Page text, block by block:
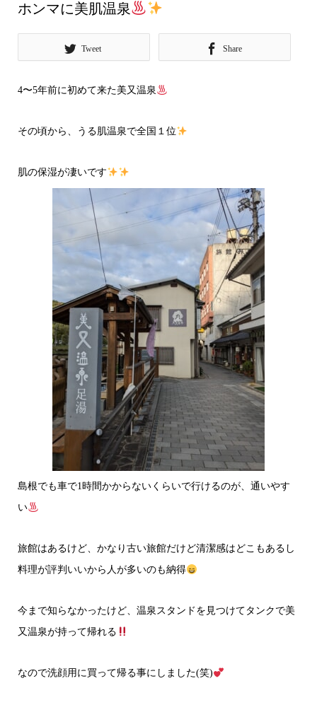
ホンマに美肌温泉
Tweet Share
4〜5年前に初めて来た美又温泉
その頃から、うる肌温泉で全国１位
肌の保湿が凄いです
島根でも車で1時間かからないくらいで行けるのが、通いやす
い
旅館はあるけど、かなり古い旅館だけど清潔感はどこもあるし
料理が評判いいから人が多いのも納得
今まで知らなかったけど、温泉スタンドを見つけてタンクで美
又温泉が持って帰れる
なので洗顔用に買って帰る事にしました(笑)